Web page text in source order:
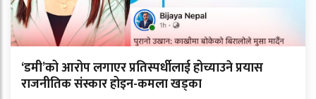
‘डमी’को आरोप लगाएर प्रतिस्पर्धीलाई होच्याउने प्रयास
राजनीतिक संस्कार होइन-कमला खड्का